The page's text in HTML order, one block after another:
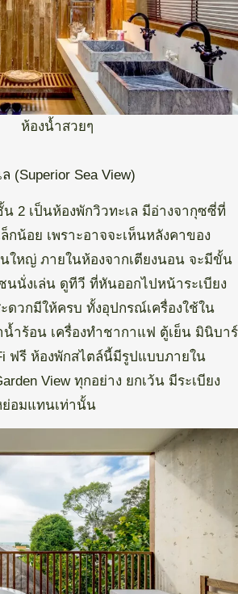
ห้องน้ำสวยๆ
(Superior Sea View)
2 เป็นห้องพักวิวทะเล มีอ่างจากุซซี่ที่
กน้อย เพราะอาจจะเห็นหลังคาของ
ใหญ่ ภายในห้องจากเตียงนอน จะมีขั้น
นนั่งเล่น ดูทีวี ที่หันออกไปหน้าระเบียง
ดวกมีให้ครบ ทั้งอุปกรณ์เครื่องใช้ใน
น้ำร้อน เครื่องทำชากาแฟ ตู้เย็น มินิบาร์
ฟรี ห้องพักสไตล์นี้มีรูปแบบภายใน
View ทุกอย่าง ยกเว้น มีระเบียง
อมแทนเท่านั้น